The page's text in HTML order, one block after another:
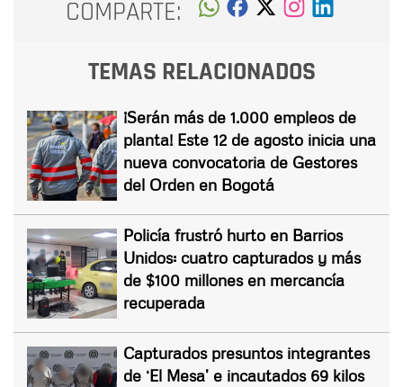
COMPARTE:
TEMAS RELACIONADOS
¡Serán más de 1.000 empleos de
planta! Este 12 de agosto inicia una
nueva convocatoria de Gestores
del Orden en Bogotá
Policía frustró hurto en Barrios
Unidos: cuatro capturados y más
de $100 millones en mercancía
recuperada
Capturados presuntos integrantes
de ‘El Mesa’ e incautados 69 kilos